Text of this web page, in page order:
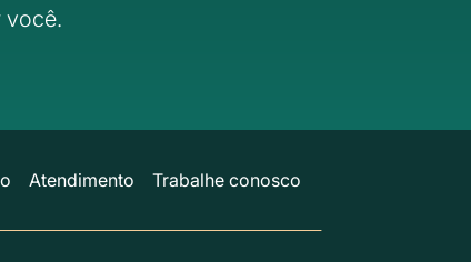
você.
Atendimento Trabalhe conosco